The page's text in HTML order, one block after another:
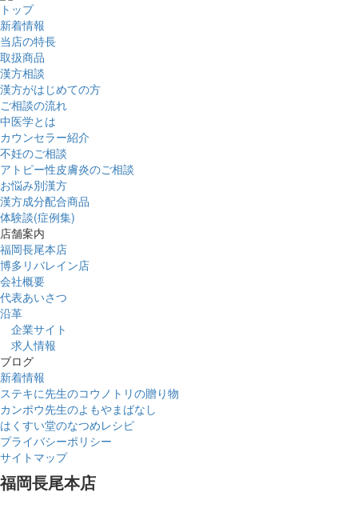
トップ
新着情報
当店の特長
取扱商品
漢方相談
漢方がはじめての方
ご相談の流れ
中医学とは
カウンセラー紹介
不妊のご相談
アトピー性皮膚炎のご相談
お悩み別漢方
漢方成分配合商品
体験談(症例集)
店舗案内
福岡長尾本店
博多リバレイン店
会社概要
代表あいさつ
沿革
企業サイト
求人情報
ブログ
新着情報
ステキに先生のコウノトリの贈り物
カンポウ先生のよもやまばなし
はくすい堂のなつめレシピ
プライバシーポリシー
サイトマップ
福岡長尾本店